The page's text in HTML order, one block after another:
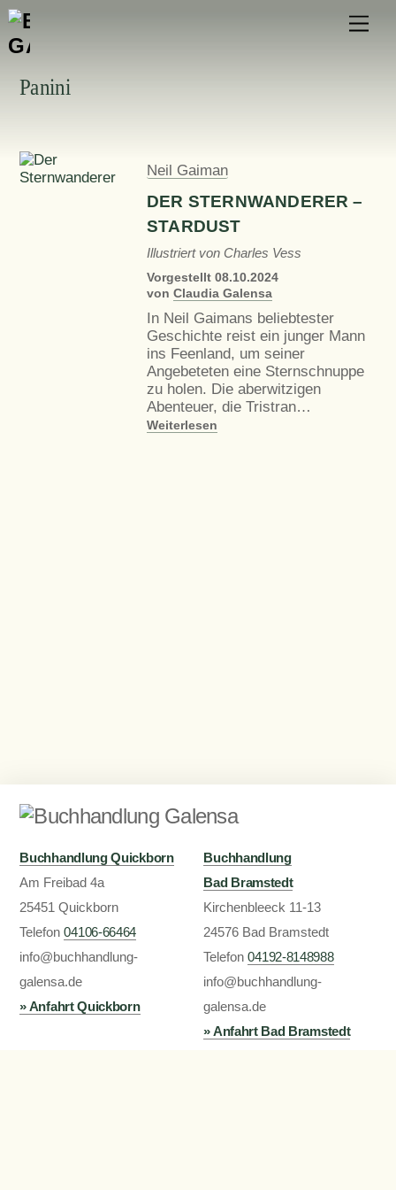
Skip
content
Panini
Neil Gaiman
DER STERNWANDERER –
STARDUST
Illustriert von Charles Vess
Vorgestellt 08.10.2024
von Claudia Galensa
In Neil Gaimans beliebtester
Geschichte reist ein junger Mann
ins Feenland, um seiner
Angebeteten eine Sternschnuppe
zu holen. Die aberwitzigen
Abenteuer, die Tristran…
Weiterlesen
Buchhandlung Quickborn
Am Freibad 4a
25451 Quickborn
Telefon04106-66464
info@buchhandlung-
galensa.de
» Anfahrt Quickborn
Buchhandlung
Bad Bramstedt
Kirchenbleeck 11-13
24576 Bad Bramstedt
Telefon04192-8148988
info@buchhandlung-
galensa.de
» Anfahrt Bad Bramstedt